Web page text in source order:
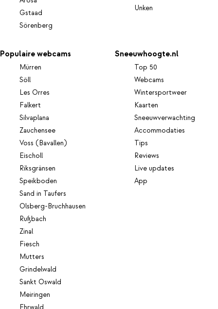
Gstaad
Sörenberg
Unken
Populaire webcams
Mürren
Söll
Les Orres
Falkert
Silvaplana
Zauchensee
Voss (Bavallen)
Eischoll
Riksgränsen
Speikboden
Sand in Taufers
Olsberg-Bruchhausen
Rußbach
Zinal
Fiesch
Mutters
Grindelwald
Sankt Oswald
Meiringen
Sneeuwhoogte.nl
Top 50
Webcams
Wintersportweer
Kaarten
Sneeuwverwachting
Accommodaties
Tips
Reviews
Live updates
App